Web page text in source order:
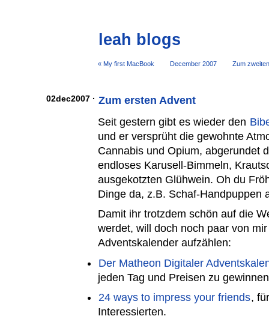
leah blogs
« My first MacBook December 2007 Zum
02dec2007 · Zum ersten Advent
Seit gestern gibt es wieder den
und er versprüht die gewohnte
Cannabis und Opium, abgerundet
endloses Karusell-Bimmeln,
ausgekotzten Glühwein. Oh du
Dinge da, z.B. Schaf-Handpuppen
Damit ihr trotzdem schön auf die
werdet, will doch noch paar von
Adventskalender aufzählen:
Der Matheon Digitaler
jeden Tag und Preisen zu
24 ways to impress your friends,
Interessierten.